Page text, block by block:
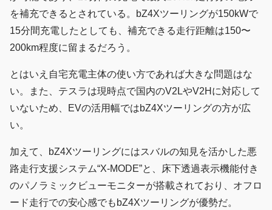
を補充できるとされている。bZ4Xツーリングが150kWで
15分間充電したとしても、補充できる走行距離は150〜
200km程度に留まるだろう。
とはいえ自宅充電主体の使い方であれば大きな問題はな
い。また、テスラは現時点で国内のV2LやV2Hに対応して
いないため、EVの活用幅ではbZ4Xツーリングの方が広
い。
加えて、bZ4Xツーリングにはスバルの知見を活かした悪
路走行支援システム“X-MODE”と、床下透過表示機能付き
のパノラミックビューモニターが搭載されており、オフロ
ード走行での安心感でもbZ4Xツーリングが優勢だ。